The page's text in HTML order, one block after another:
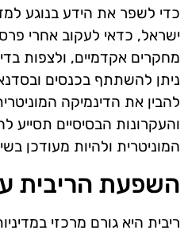
כדי לשפר את הידע בנוגע
ישראל, כדאי לעקוב אחרי
מחקרים אקדמיים, ולצפות
ניתן להשתתף בכנסים
להבין את הדינמיקה
והעקרונות הבסיסיים
המוניטרית ולהיות מעודכן
השפעת הריבית
ריבית היא גורם מרכזי